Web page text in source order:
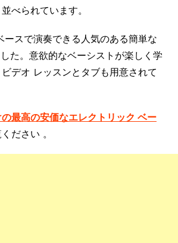
べられています。
ースで演奏できる人気のある簡単な
た。意欲的なベーシストが楽しく学
デオ レッスンとタブも用意されて
最高の安価なエレクトリック ベー
ださい 。